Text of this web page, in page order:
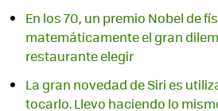
En los 70, un premio Nobel de
matemáticamente el gran
restaurante elegir
La gran novedad de Siri es
tocarlo. Llevo haciendo lo